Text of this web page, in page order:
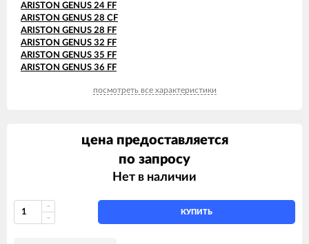
ARISTON GENUS 24 FF
ARISTON GENUS 28 CF
ARISTON GENUS 28 FF
ARISTON GENUS 32 FF
ARISTON GENUS 35 FF
ARISTON GENUS 36 FF
посмотреть все характеристики
цена предоставляется
по запросу
Нет в наличии
КУПИТЬ